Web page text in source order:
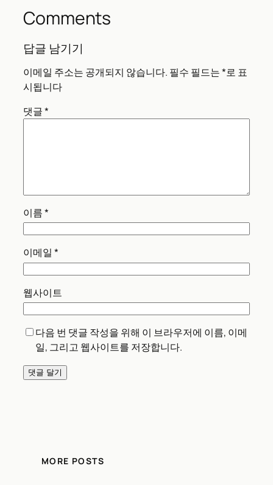
Comments
답글 남기기
이메일 주소는 공개되지 않습니다. 필수 필드는*로 표
시됩니다
댓글*
이름*
이메일 *
웹사이트
다음 번 댓글 작성을 위해 이 브라우저에 이름, 이메
일, 그리고 웹사이트를 저장합니다.
MORE POSTS